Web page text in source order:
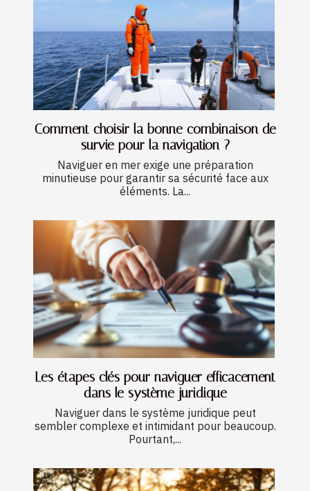
Comment choisir la bonne combinaison de
survie pour la navigation ?
Naviguer en mer exige une préparation
minutieuse pour garantir sa sécurité face aux
éléments. La...
Les étapes clés pour naviguer efficacement
dans le système juridique
Naviguer dans le système juridique peut
sembler complexe et intimidant pour beaucoup.
Pourtant,...